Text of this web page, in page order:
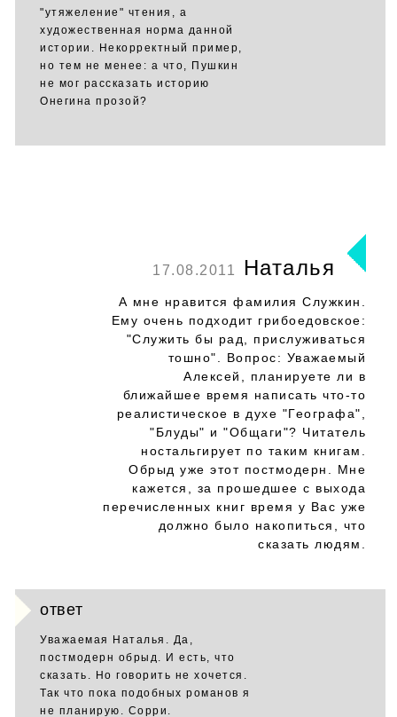
"утяжеление" чтения, а
художественная норма данной
истории. Некорректный пример,
но тем не менее: а что, Пушкин
не мог рассказать историю
Онегина прозой?
17.08.2011 Наталья
А мне нравится фамилия Служкин.
Ему очень подходит грибоедовское:
"Служить бы рад, прислуживаться
тошно". Вопрос: Уважаемый
Алексей, планируете ли в
ближайшее время написать что-то
реалистическое в духе "Географа",
"Блуды" и "Общаги"? Читатель
ностальгирует по таким книгам.
Обрыд уже этот постмодерн. Мне
кажется, за прошедшее с выхода
перечисленных книг время у Вас уже
должно было накопиться, что
сказать людям.
ответ
Уважаемая Наталья. Да,
постмодерн обрыд. И есть, что
сказать. Но говорить не хочется.
Так что пока подобных романов я
не планирую. Сорри.